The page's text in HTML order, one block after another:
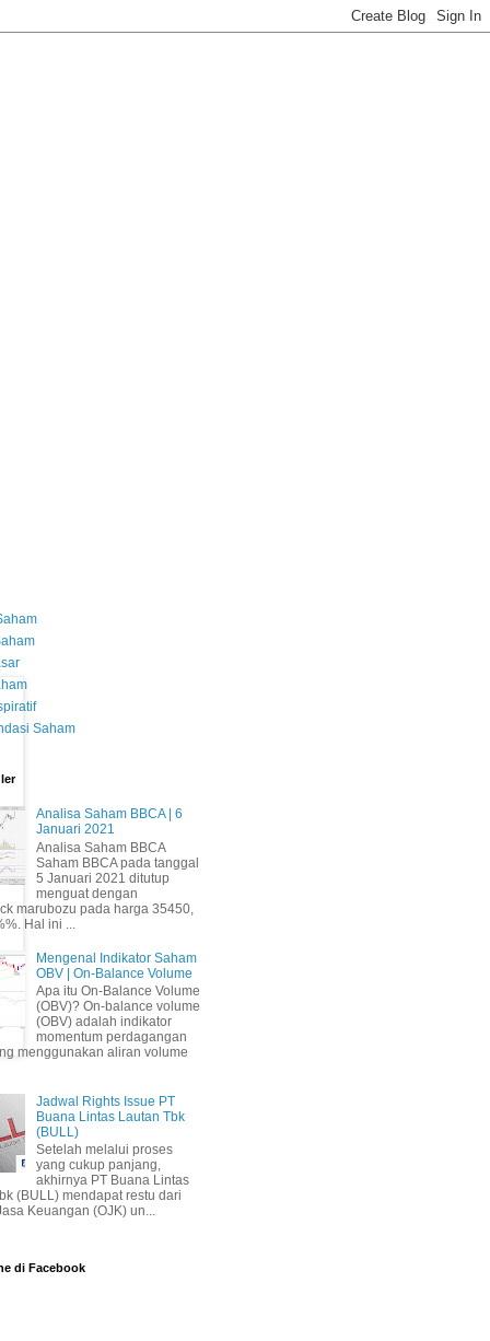
Saham
Analisa Saham BBCA | 6
Januari 2021
Analisa Saham BBCA
Saham BBCA pada tanggal
5 Januari 2021 ditutup
menguat dengan
marubozu pada harga 35450,
Hal ini ...
Mengenal Indikator Saham
OBV | On-Balance Volume
Apa itu On-Balance Volume
(OBV)? On-balance volume
(OBV) adalah indikator
momentum perdagangan
menggunakan aliran volume
Jadwal Rights Issue PT
Buana Lintas Lautan Tbk
(BULL)
Setelah melalui proses
yang cukup panjang,
akhirnya PT Buana Lintas
(BULL) mendapat restu dari
Keuangan (OJK) un...
di Facebook